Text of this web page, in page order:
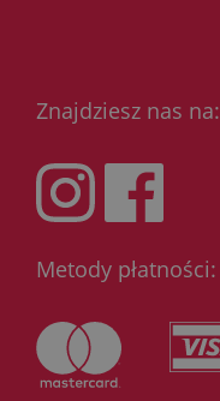
Znajdziesz nas na:
Metody płatności: